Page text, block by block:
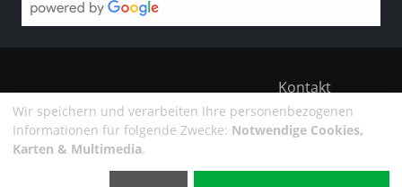
©2025 Autofit Brückner GmbH
Kontakt
Impressum
Wir speichern und verarbeiten Ihre personenbezogenen
Informationen für folgende Zwecke: Notwendige Cookies,
Karten & Multimedia.